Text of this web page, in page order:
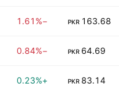
163.68
PKR
−1.61%
64.69
PKR
−0.84%
83.14
PKR
+0.23%